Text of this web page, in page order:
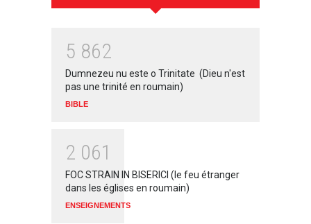
5 862
Dumnezeu nu este o Trinitate (Dieu n'est
pas une trinité en roumain)
BIBLE
2 061
FOC STRAIN IN BISERICI (le feu étranger
dans les églises en roumain)
ENSEIGNEMENTS